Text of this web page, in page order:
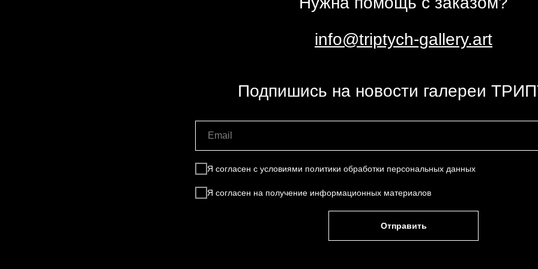
info@triptych-gallery.art
Подпишись на новости галереи
Я согласен с условиями политики обработки персональных данных
Я согласен на получение информационных материалов
Отправить